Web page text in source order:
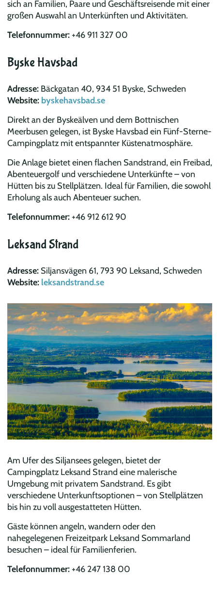
sich an Familien, Paare und Geschäftsreisende mit einer
großen Auswahl an Unterkünften und Aktivitäten.
Telefonnummer:+46 911 327 00
Byske Havsbad
Adresse: Bäckgatan 40, 934 51 Byske, Schweden
Website: byskehavsbad.se
Direkt an der Byskeälven und dem Bottnischen
Meerbusen gelegen, ist Byske Havsbad ein Fünf-Sterne-
Campingplatz mit entspannter Küstenatmosphäre.
Die Anlage bietet einen flachen Sandstrand, ein Freibad,
Abenteuergolf und verschiedene Unterkünfte – von
Hütten bis zu Stellplätzen. Ideal für Familien, die sowohl
Erholung als auch Abenteuer suchen.
Telefonnummer:+46 912 612 90
Leksand Strand
Adresse: Siljansvägen 61, 793 90 Leksand, Schweden
Website: leksandstrand.se
Am Ufer des Siljansees gelegen, bietet der
Campingplatz Leksand Strand eine malerische
Umgebung mit privatem Sandstrand. Es gibt
verschiedene Unterkunftsoptionen – von Stellplätzen
bis hin zu voll ausgestatteten Hütten.
Gäste können angeln, wandern oder den
nahegelegenen Freizeitpark Leksand Sommarland
besuchen – ideal für Familienferien.
Telefonnummer:+46 247 138 00